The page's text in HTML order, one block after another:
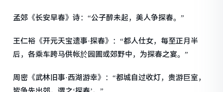
孟郊《长安早春》诗：“公子醉未起，美人争探春。”
王仁裕《开元天宝遗事·探春》：“都人仕女，每至正月半
后，各乘车跨马供帐於园圃或郊野中，为探春之宴。”
周密《武林旧事·西湖游幸》：“都城自过收灯，贵游巨室，